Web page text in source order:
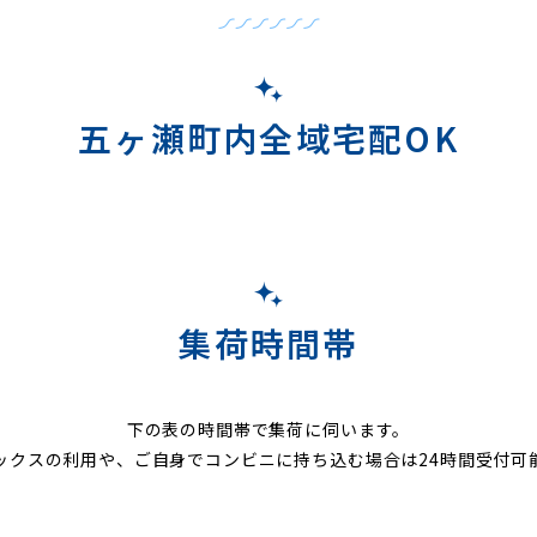
五ヶ瀬町内全域宅配OK
集荷時間帯
下の表の時間帯で集荷に伺います。
クスの利用や、ご自身でコンビニに持ち込む場合は24時間受付可